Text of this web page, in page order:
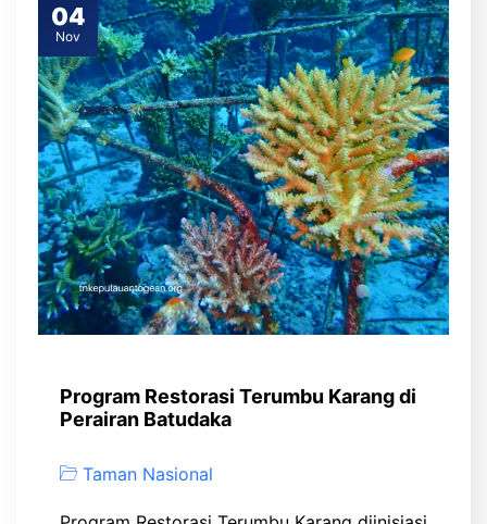
04
Nov
Program Restorasi Terumbu Karang di
Perairan Batudaka
Taman Nasional